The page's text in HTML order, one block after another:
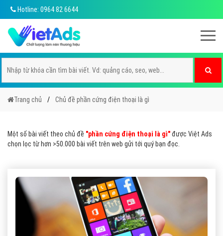
Hotline: 0964 82 6644
Trang chủ Chủ đề phần cứng điện thoại là gì
Một số bài viết theo chủ đề "phần cứng điện thoại là gì"được Việt Ads
chọn lọc từ hơn >50.000 bài viết trên web gửi tới quý bạn đọc.